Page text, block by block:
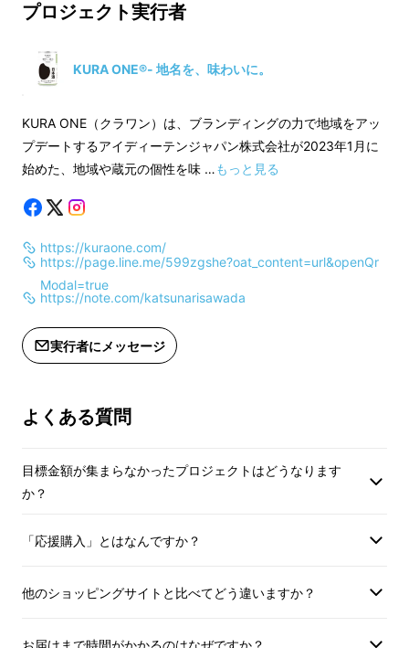
要冷蔵ではない「生酒
方、自転車/バイク/自動車等を運転さ
出来ません。
【保存方法】
たはドライアイスを取り除き、冷凍庫
（マイナス18℃以下）で保管の上、な
るべく早くにお召し上がりください。
【発送について】
お問い合わせします。必ず、ご返信く
ださい。3ヶ月以上、ご連絡がない場
合は手数料等はサポーター負担で返金
●日本酒アイスクリームは冷凍配送で
配送します。
んので、送り先住所・支払い方法のご
確認をお願いします。
までお持ち歩きには不向きです。アイ
スが溶けてしまう可能性があります。
地域の配送には対応しておりません。
伊豆諸島：青ヶ島村（青ヶ島）・利島
根島
（マイナス18℃以
るべく早くにお召
合は手数料等はサ
スが溶けてしまう
ご了承ください。
村（利島）・御蔵
プロジェクト実行者
KURA ONE®- 地名を、味わいに。
KURA ONE（クラワン）は、ブランディングの力で地域をアッ
プデートするアイディーテンジャパン株式会社が2023年1月に
始めた、地域や蔵元の個性を味 …もっと見る
https://kuraone.com/
https://page.line.me/599zgshe?oat_content=url&openQr
Modal=true
https://note.com/katsunarisawada
実行者にメッセージ
よくある質問
目標金額が集まらなかったプロジェクトはどうなります
か？
「応援購入」とはなんですか？
他のショッピングサイトと比べてどう違いますか？
お届けまで時間がかかるのはなぜですか？